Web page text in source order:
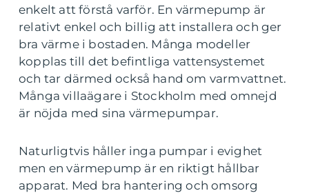
enkelt att förstå varför. En värmepump är
relativt enkel och billig att installera och ger
bra värme i bostaden. Många modeller
kopplas till det befintliga vattensystemet
och tar därmed också hand om varmvattnet.
Många villaägare i Stockholm med omnejd
är nöjda med sina värmepumpar.
Naturligtvis håller inga pumpar i evighet
men en värmepump är en riktigt hållbar
apparat. Med bra hantering och omsorg